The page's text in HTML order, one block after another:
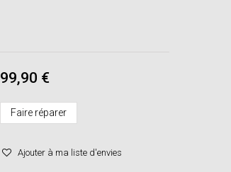
99,90 €
Faire réparer
Ajouter à ma liste d'envies